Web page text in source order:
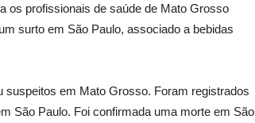
os profissionais de saúde de Mato Grosso
surto em São Paulo, associado a bebidas
em Mato Grosso. Foram registrados
São Paulo. Foi confirmada uma morte em São